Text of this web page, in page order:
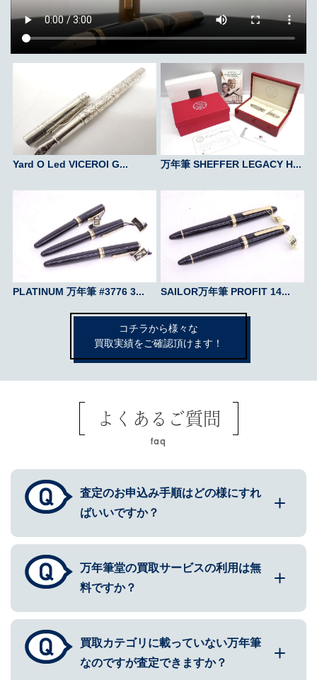
Yard O Led VICEROI G... 万年筆 SHEFFER LEGACY H...
PLATINUM 万年筆 #3776 3... SAILOR万年筆 PROFIT 14...
コチラから様々な
買取実績をご確認頂けます！
よくあるご質問
faq
査定のお申込み手順はどの様にすれ
ばいいですか？
万年筆堂の買取サービスの利用は無
料ですか？
買取カテゴリに載っていない万年筆
なのですが査定できますか？